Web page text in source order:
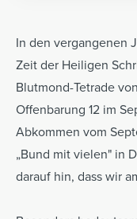
In den vergangenen
Zeit der Heiligen
Blutmond-Tetrade
Offenbarung 12 im
Abkommen vom
„Bund mit vielen" in
darauf hin, dass wir